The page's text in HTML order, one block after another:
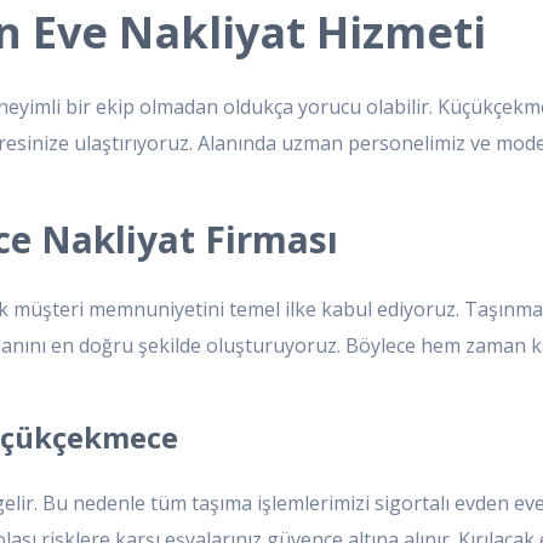
Eve Nakliyat Hizmeti
bir ekip olmadan oldukça yorucu olabilir.
ulaştırıyoruz. Alanında uzman personelimiz ve
Nakliyat Firması
müşteri memnuniyetini temel ilke kabul ediyoruz.
en doğru şekilde oluşturuyoruz. Böylece hem
Bu nedenle tüm taşıma işlemlerimizi sigortalı evden